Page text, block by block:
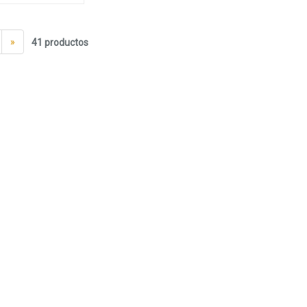
» 41 productos